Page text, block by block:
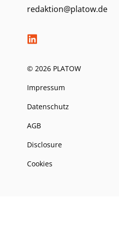
redaktion@platow.de
© 2026 PLATOW
Impressum
Datenschutz
AGB
Disclosure
Cookies